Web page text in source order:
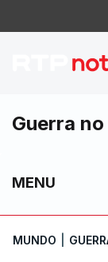
Guerra
MENU
MUNDO